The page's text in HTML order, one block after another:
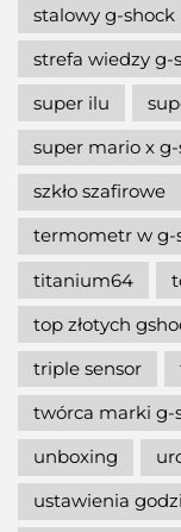
stalowy g-shock
strefa wiedzy g-
super ilu
super mario x
szkło szafirowe
termometr w g-
titanium64
top złotych
triple sensor
twórca marki g-
unboxing
ustawienia